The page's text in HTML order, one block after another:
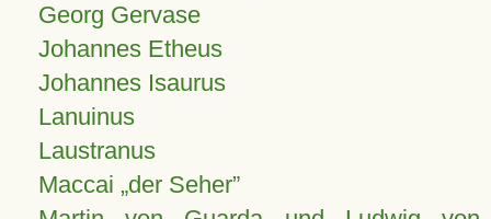
Georg Gervase
Johannes Etheus
Johannes Isaurus
Lanuinus
Laustranus
Maccai „der Seher”